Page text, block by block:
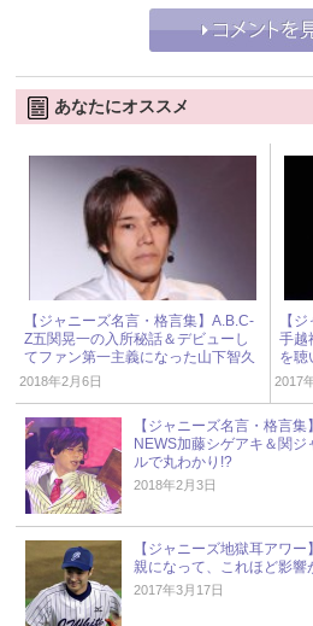
あなたにオススメ
【ジャニーズ名言・格言集】A.B.C-
Z五関晃一の入所秘話＆デビューし
てファン第一主義になった山下智久
2018年2月6日
【
手越
を聴
2017
【ジャニーズ名言・格言
NEWS加藤シゲアキ＆関
ルで丸わかり!?
2018年2月3日
【ジャニーズ地獄耳アワ
親になって、これほど影
2017年3月17日